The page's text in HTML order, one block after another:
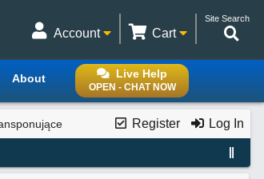
Site Search
Cart
Account
Live Help
OPEN - CHAT NOW
About
Register Log In